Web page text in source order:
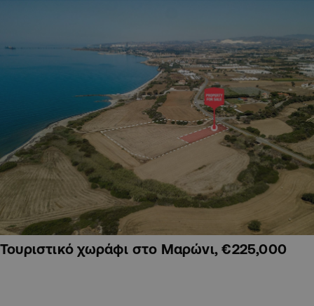
Τουριστικό χωράφι στο Μαρώνι, €225,000